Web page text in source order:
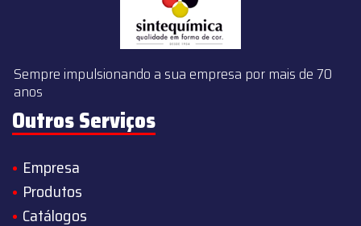
Sempre impulsionando a sua empresa por mais de 70
anos
Outros Serviços
Empresa
Produtos
Catálogos